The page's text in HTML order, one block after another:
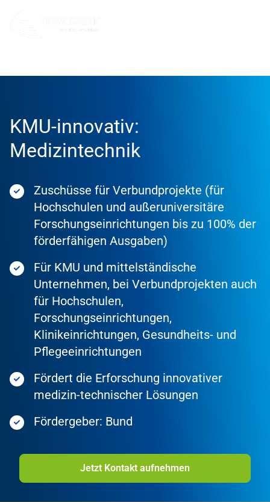
KMU-innovativ:
Medizintechnik
Zuschüsse für Verbundprojekte (für
Hochschulen und außeruniversitäre
Forschungseinrichtungen bis zu 100% der
förderfähigen Ausgaben)
Für KMU und mittelständische
Unternehmen, bei Verbundprojekten auch
für Hochschulen,
Forschungseinrichtungen,
Klinikeinrichtungen, Gesundheits- und
Pflegeeinrichtungen
Fördert die Erforschung innovativer
medizin-technischer Lösungen
Fördergeber: Bund
Jetzt Kontakt aufnehmen